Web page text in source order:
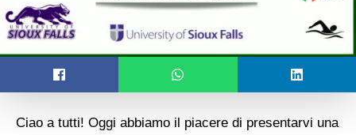
Ciao a tutti! Oggi abbiamo il piacere di presentarvi una